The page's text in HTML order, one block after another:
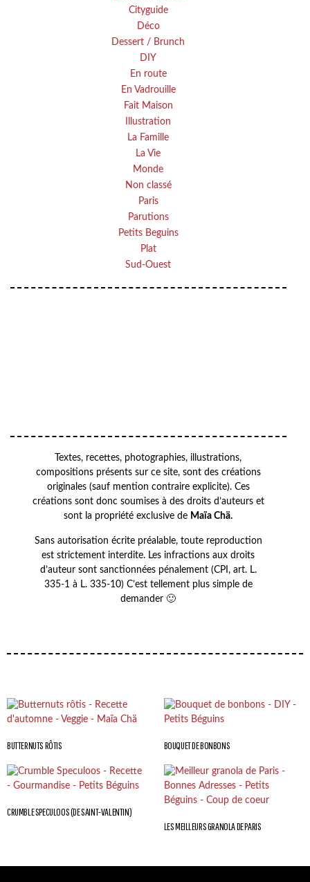
Cityguide
Déco
Dessert / Brunch
DIY
En route
En Vadrouille
Fait Maison
Illustration
La Famille
La Vie
Monde
Non classé
Paris
Parutions
Petits Beguins
Plat
Sud-Ouest
Textes, recettes, photographies, illustrations,
compositions présents sur ce site, sont des créations
originales (sauf mention contraire explicite). Ces
créations sont donc soumises à des droits d’auteurs et
sont la propriété exclusive de Maïa Chä.
Sans autorisation écrite préalable, toute reproduction
est strictement interdite. Les infractions aux droits
d’auteur sont sanctionnées pénalement (CPI, art. L.
335-1 à L. 335-10) C’est tellement plus simple de
demander 🙂
BUTTERNUTS RÔTIS BOUQUET DE BONBONS
CRUMBLE SPECULOOS (DE SAINT-VALENTIN)
LES MEILLEURS GRANOLA DE PARIS